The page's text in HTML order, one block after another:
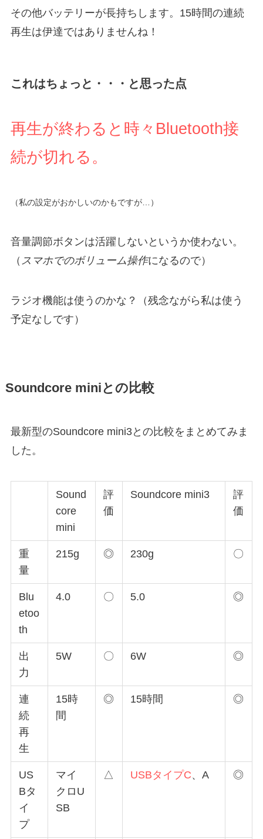
その他バッテリーが長持ちします。15時間の連続
再生は伊達ではありませんね！
これはちょっと・・・と思った点
再生が終わると時々Bluetooth接
続が切れる。
（私の設定がおかしいのかもですが…）
音量調節ボタンは活躍しないというか使わない。
（ スマホでのボリューム操作になるので）
ラジオ機能は使うのかな？（残念ながら私は使う
予定なしです）
Soundcore miniとの比較
最新型のSoundcore mini3との比較をまとめてみま
した。
Sound
core
mini
評
価
Soundcore mini3
評
価
重
量
215g ◎ 230g 〇
Blu
etoo
th
4.0 〇 5.0 ◎
出
力
5W 〇 6W ◎
連
続
再
生
15時
間
◎ 15時間 ◎
US
Bタ
イ
プ
マイ
クロU
SB
△ USBタイプC、A ◎